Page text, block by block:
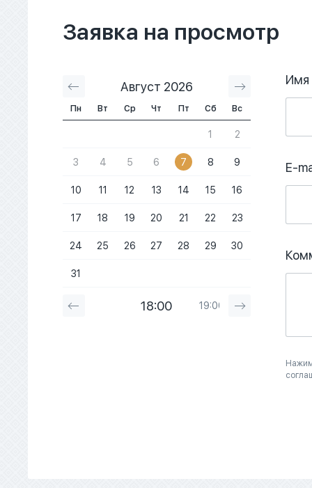
Заявка на просмотр
Август 2026 Сентябрь
Пн Вт Ср Чт Пт Сб Вс
1 2
3 4 5 6 7 8 9
10 11 12 13 14 15 16
17 18 19 20 21 22 23
24 25 26 27 28 29 30
31
18:00 19:00
Имя
E-